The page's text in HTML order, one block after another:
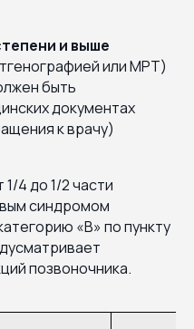
и выше
или МРТ)
быть
документах
к врачу)
4 до 1/2 части
синдромом
«В» по пункту
позвоночника.